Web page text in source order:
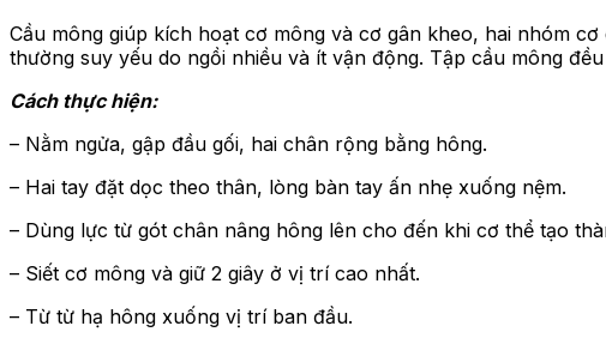
Cầu mông giúp kích hoạt cơ mông và cơ gân kheo, hai nhóm
thường suy yếu do ngồi nhiều và ít vận động. Tập cầu mông
Cách thực hiện:
– Nằm ngửa, gập đầu gối, hai chân rộng bằng hông.
– Hai tay đặt dọc theo thân, lòng bàn tay ấn nhẹ xuống nệm.
– Dùng lực từ gót chân nâng hông lên cho đến khi cơ thể tạo
– Siết cơ mông và giữ 2 giây ở vị trí cao nhất.
– Từ từ hạ hông xuống vị trí ban đầu.